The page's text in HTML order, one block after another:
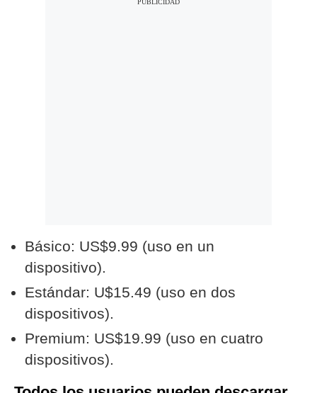
Básico: US$9.99 (uso en un
dispositivo).
Estándar: U$15.49 (uso en dos
dispositivos).
Premium: US$19.99 (uso en cuatro
dispositivos).